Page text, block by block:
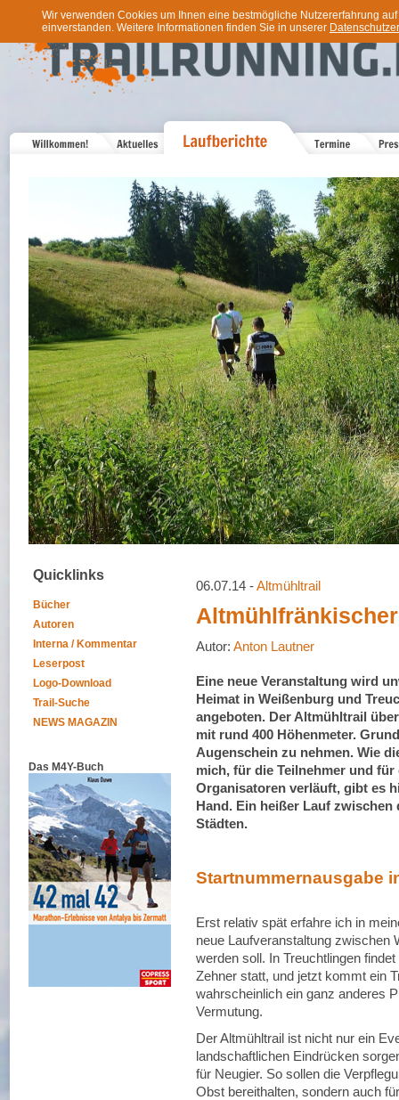
Wir verwenden Cookies um Ihnen eine bestmögliche Nutzererfahrung
einverstanden. Weitere Informationen finden Sie in unserer
Quicklinks
Bücher
Autoren
Interna / Kommentar
Leserpost
Logo-Download
Trail-Suche
NEWS MAGAZIN
Das M4Y-Buch
06.07.14 -Altmühltrail
Autor: Anton Lautner
Eine neue Veranstaltung wird
Heimat in Weißenburg und
angeboten. Der Altmühltrail
mit rund 400 Höhenmeter.
Augenschein zu nehmen. Wie
mich, für die Teilnehmer und für
Organisatoren verläuft, gibt es
Hand. Ein heißer Lauf zwischen
Städten.
Startnummernausgabe
Erst relativ spät erfahre ich in
neue Laufveranstaltung zwischen
werden soll. In Treuchtlingen
Zehner statt, und jetzt kommt ein
wahrscheinlich ein ganz anderes
Vermutung.
Der Altmühltrail ist nicht nur ein
landschaftlichen Eindrücken
für Neugier. So sollen die
Obst bereithalten, sondern auch